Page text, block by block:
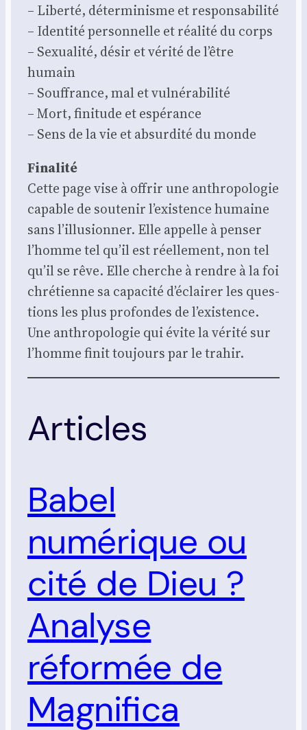
– Liber­té, déter­mi­nisme et res­pon­sa­bi­li­té
– Iden­ti­té per­son­nelle et réa­li­té du corps
– Sexua­li­té, désir et véri­té de l’être
humain
– Souf­france, mal et vul­né­ra­bi­li­té
– Mort, fini­tude et espé­rance
– Sens de la vie et absur­di­té du monde
Fina­li­té
Cette page vise à offrir une anthro­po­lo­gie
capable de sou­te­nir l’existence humaine
sans l’illusionner. Elle appelle à pen­ser
l’homme tel qu’il est réel­le­ment, non tel
qu’il se rêve. Elle cherche à rendre à la foi
chré­tienne sa capa­ci­té d’éclairer les ques­
tions les plus pro­fondes de l’existence.
Une anthro­po­lo­gie qui évite la véri­té sur
l’homme finit tou­jours par le tra­hir.
Articles
Babel
numérique ou
cité de Dieu ?
Analyse
réformée de
Magnifica